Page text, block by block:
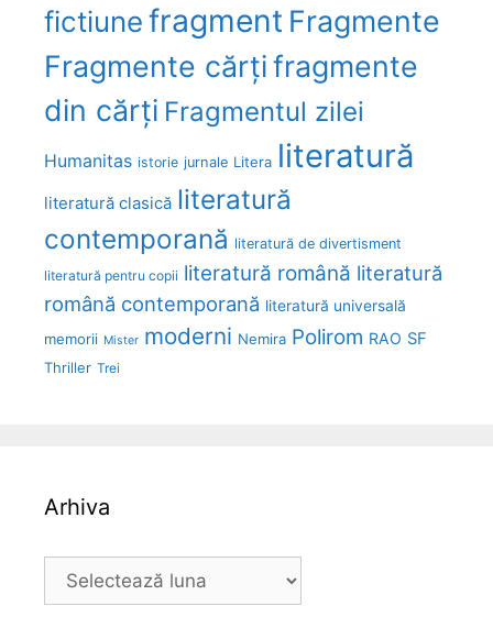
fictiunefragment Fragmente
Fragmente cărțifragmente
din cărți Fragmentul zilei
Humanitas istorie jurnale Litera literatură
literatură clasică literatură
contemporană literatură de divertisment
literatură pentru copii literatură română literatură
română contemporană literatură universală
memorii Mister moderni Nemira Polirom RAO SF
Thriller Trei
Arhiva
Arhiva